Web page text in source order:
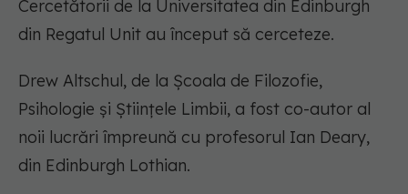
Cercetătorii de la Universitatea din Edinburgh
din Regatul Unit au început să cerceteze.
Drew Altschul, de la Școala de Filozofie,
Psihologie și Științele Limbii, a fost co-autor al
noii lucrări împreună cu profesorul Ian Deary,
din Edinburgh Lothian.